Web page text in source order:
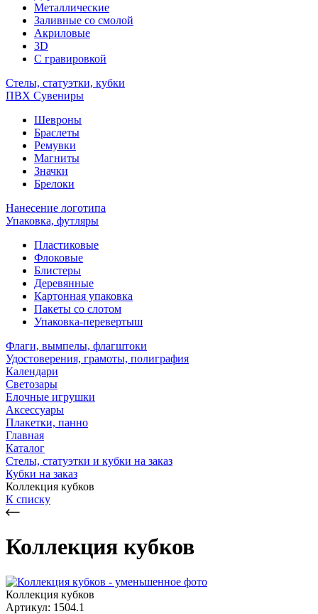
Металлические
Заливные со смолой
Акриловые
3D
C гравировкой
Стелы, статуэтки, кубки
ПВХ Сувениры
Шевроны
Браслеты
Ремувки
Магниты
Значки
Брелоки
Нанесение логотипа
Упаковка, футляры
Пластиковые
Флоковые
Блистеры
Деревянные
Картонная упаковка
Пакеты со слотом
Упаковка-перевертыш
Флаги, вымпелы, флагштоки
Удостоверения, грамоты, полиграфия
Календари
Светозары
Елочные игрушки
Аксессуары
Плакетки, панно
Главная
Каталог
Стелы, статуэтки и кубки на заказ
Кубки на заказ
Коллекция кубков
К списку
Коллекция кубков
Коллекция кубков
Артикул: 1504.1